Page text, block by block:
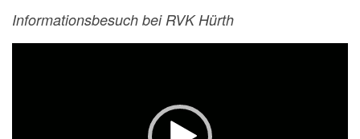
Informationsbesuch bei RVK Hürth